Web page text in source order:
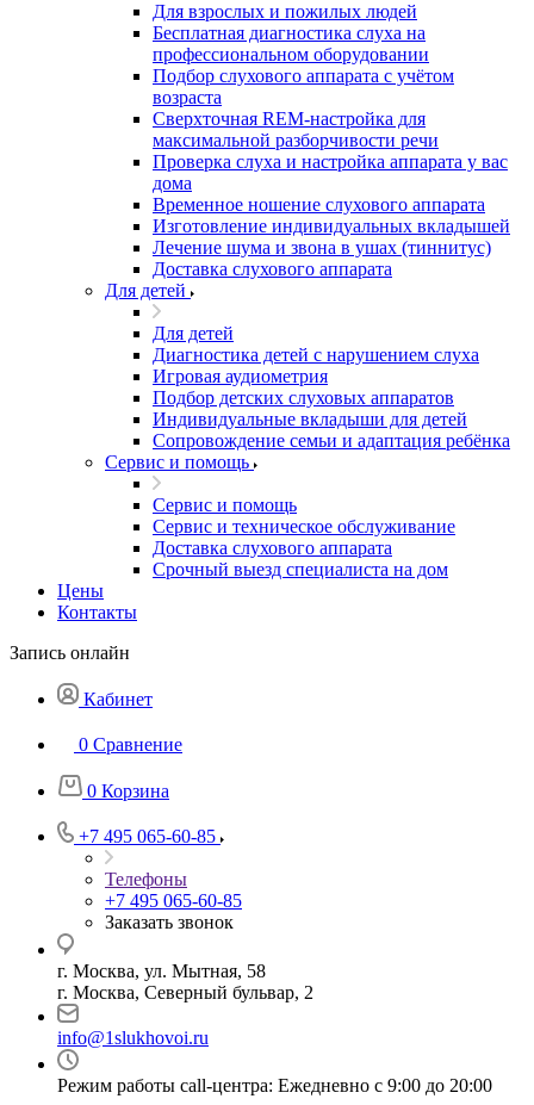
Для взрослых и пожилых людей
Бесплатная диагностика слуха на
профессиональном оборудовании
Подбор слухового аппарата с учётом
возраста
Сверхточная REM-настройка для
максимальной разборчивости речи
Проверка слуха и настройка аппарата у вас
дома
Временное ношение слухового аппарата
Изготовление индивидуальных вкладышей
Лечение шума и звона в ушах (тиннитус)
Доставка слухового аппарата
Для детей
Для детей
Диагностика детей с нарушением слуха
Игровая аудиометрия
Подбор детских слуховых аппаратов
Индивидуальные вкладыши для детей
Сопровождение семьи и адаптация ребёнка
Сервис и помощь
Сервис и помощь
Сервис и техническое обслуживание
Доставка слухового аппарата
Срочный выезд специалиста на дом
Цены
Контакты
Запись онлайн
Кабинет
0 Сравнение
0 Корзина
+7 495 065-60-85
Телефоны
+7 495 065-60-85
Заказать звонок
г. Москва, ул. Мытная, 58
г. Москва, Северный бульвар, 2
info@1slukhovoi.ru
Режим работы call-центра: Ежедневно с 9:00 до 20:00